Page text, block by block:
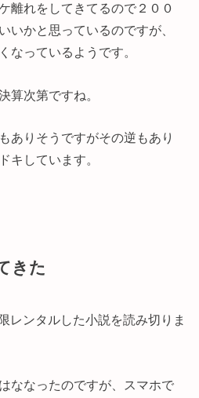
離れをしてきてるので２００
いかと思っているのですが、
なっているようです。
算次第ですね。
ありそうですがその逆もあり
キしています。
きた
レンタルした小説を読み切りま
ななったのですが、スマホで